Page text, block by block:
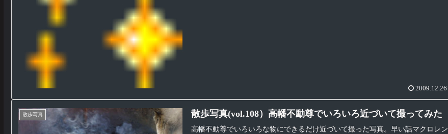
2009.12.26
散歩写真 散歩写真(vol.108）高幡不動尊でいろいろ近づいて撮ってみた
高幡不動尊でいろいろな物にできるだけ近づいて撮った写真。早い話マクロレン